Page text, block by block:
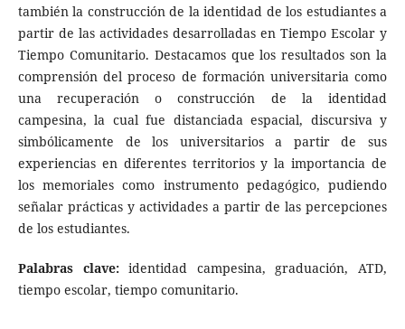
también la construcción de la identidad de los estudiantes a
partir de las actividades desarrolladas en Tiempo Escolar y
Tiempo Comunitario. Destacamos que los resultados son la
comprensión del proceso de formación universitaria como
una recuperación o construcción de la identidad
campesina, la cual fue distanciada espacial, discursiva y
simbólicamente de los universitarios a partir de sus
experiencias en diferentes territorios y la importancia de
los memoriales como instrumento pedagógico, pudiendo
señalar prácticas y actividades a partir de las percepciones
de los estudiantes.
Palabras clave:identidad campesina, graduación, ATD,
tiempo escolar, tiempo comunitario.